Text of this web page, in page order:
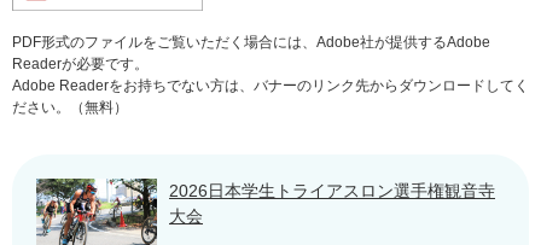
PDF形式のファイルをご覧いただく場合には、Adobe社が提供するAdobe
Readerが必要です。
Adobe Readerをお持ちでない方は、バナーのリンク先からダウンロードしてく
ださい。（無料）
2026日本学生トライアスロン選手権観音寺
大会